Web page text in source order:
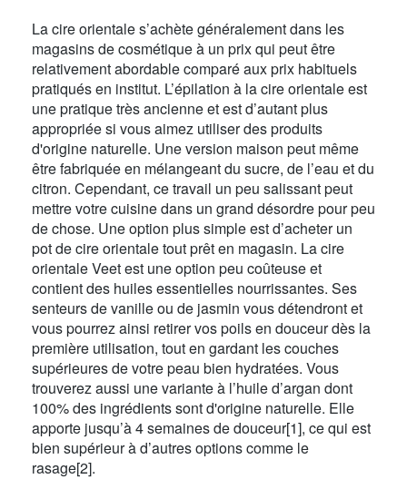
La cire orientale s’achète généralement dans les
magasins de cosmétique à un prix qui peut être
relativement abordable comparé aux prix habituels
pratiqués en institut. L’épilation à la cire orientale est
une pratique très ancienne et est d’autant plus
appropriée si vous aimez utiliser des produits
d'origine naturelle. Une version maison peut même
être fabriquée en mélangeant du sucre, de l’eau et du
citron. Cependant, ce travail un peu salissant peut
mettre votre cuisine dans un grand désordre pour peu
de chose. Une option plus simple est d’acheter un
pot de cire orientale tout prêt en magasin. La cire
orientale Veet est une option peu coûteuse et
contient des huiles essentielles nourrissantes. Ses
senteurs de vanille ou de jasmin vous détendront et
vous pourrez ainsi retirer vos poils en douceur dès la
première utilisation, tout en gardant les couches
supérieures de votre peau bien hydratées. Vous
trouverez aussi une variante à l’huile d’argan dont
100% des ingrédients sont d'origine naturelle. Elle
apporte jusqu’à 4 semaines de douceur[1], ce qui est
bien supérieur à d’autres options comme le
rasage[2].